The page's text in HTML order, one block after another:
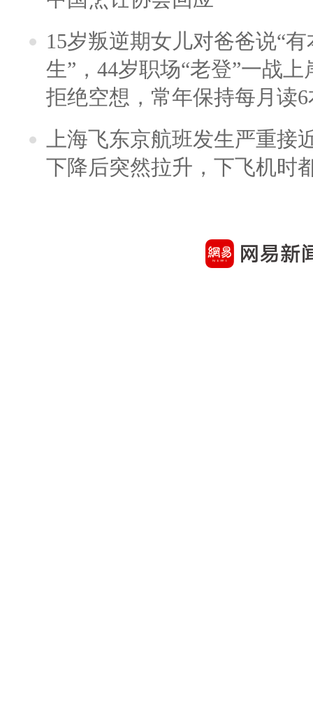
15岁叛逆期女儿对爸爸说“
生”，44岁职场“老登”一战上
拒绝空想，常年保持每月读
上海飞东京航班发生严重接
下降后突然拉升，下飞机时